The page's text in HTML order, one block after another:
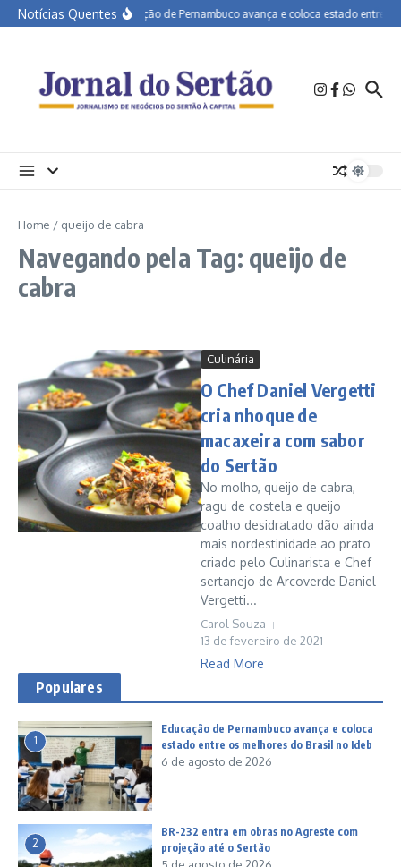
Ir para o conteúdo
Notícias QuentesEducação de Pernambuco avança e coloca estado entre os
Home / queijo de cabra
Navegando pela Tag: queijo de
cabra
Culinária
O Chef Daniel Vergetti
cria nhoque de
macaxeira com sabor
do Sertão
No molho, queijo de cabra,
ragu de costela e queijo
coalho desidratado dão ainda
mais nordestinidade ao prato
criado pelo Culinarista e Chef
sertanejo de Arcoverde Daniel
Vergetti...
Carol Souza
13 de fevereiro de 2021
Read More
Populares
1
Educação de Pernambuco avança e coloca
estado entre os melhores do Brasil no Ideb
6 de agosto de 2026
2
BR-232 entra em obras no Agreste com
projeção até o Sertão